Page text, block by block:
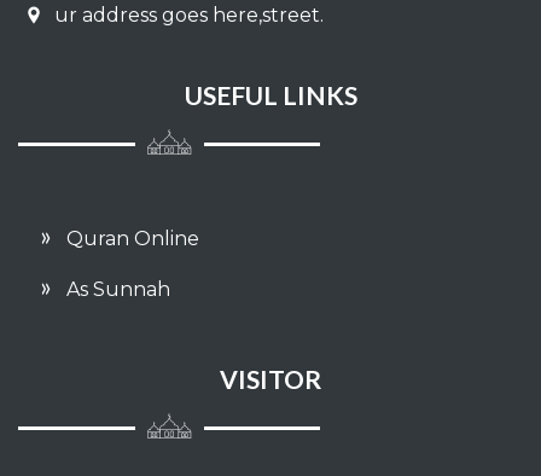
ur address goes here,street.
USEFUL LINKS
Quran Online
As Sunnah
VISITOR